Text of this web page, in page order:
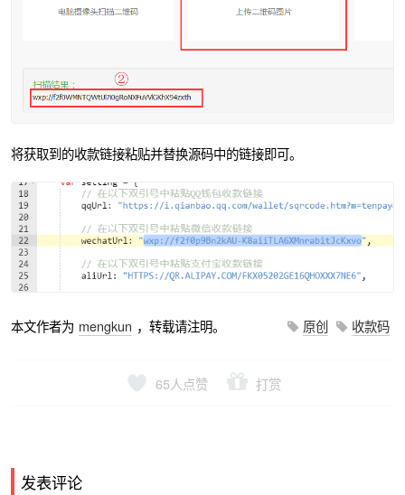
将获取到的收款链接粘贴并替换源码中的链接即可。
本文作者为 mengkun ，转载请注明。 原创 收款码
65人点赞 打赏
发表评论